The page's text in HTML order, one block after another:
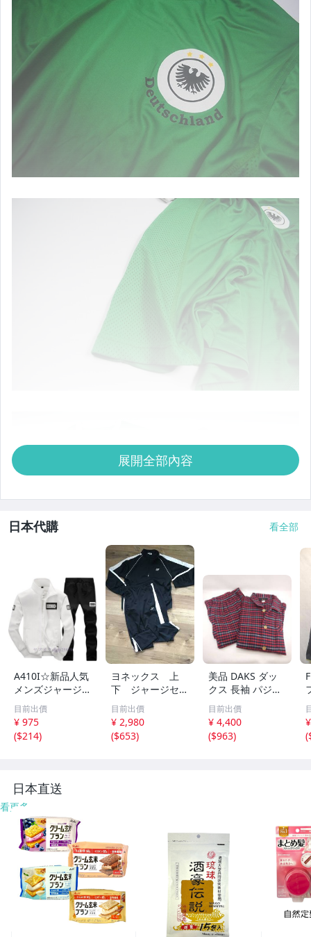
展開全部內容
日本代購 看全部
A410I☆新品人気
メンズジャージ
セットアップ 上
下セット スウェ
ット パーカー ト
レーナー スポー
目前出價
¥ 975
($214)
ヨネックス 上
下 ジャージセッ
ト 美品 黒系
Ｍサイズ
目前出價
¥ 2,980
($653)
美品 DAKS ダッ
クス 長袖 パジャ
マ 綿100% Mサ
イズ レッド×ブラ
ック チェック 56
36-6200 メンズ
目前出價
¥ 4,400
($963)
(
日本直送
看更多